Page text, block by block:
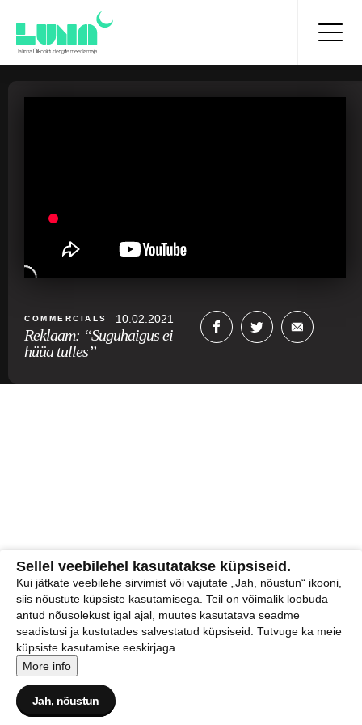
COMMERCIALS 10.02.2021
Reklaam: “Suguhaigus ei
hüüa tulles”
Sellel veebilehel kasutatakse küpsiseid.
Kui jätkate veebilehe sirvimist või vajutate „Jah, nõustun“ ikooni,
siis nõustute küpsiste kasutamisega. Teil on võimalik loobuda
antud nõusolekust igal ajal, muutes kasutatava seadme
seadistusi ja kustutades salvestatud küpsiseid. Tutvuge ka meie
küpsiste kasutamise eeskirjaga.
More info
Jah, nõustun